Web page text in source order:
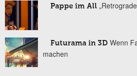
Pappe im All
Futurama in 3D Wenn
machen